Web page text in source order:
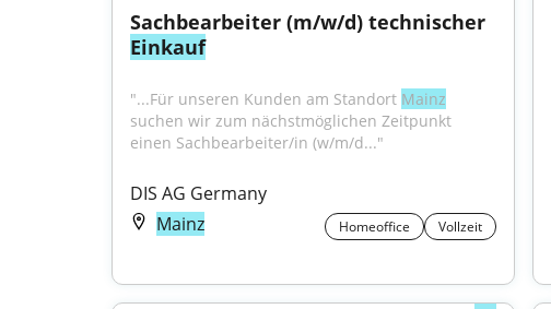
Einkauf
"...Für unseren Kunden am Standort Mainz
suchen wir zum nächstmöglichen Zeitpunkt
einen Sachbearbeiter/in (w/m/d..."
DIS AG Germany
Mainz
Homeoffice Vollzeit